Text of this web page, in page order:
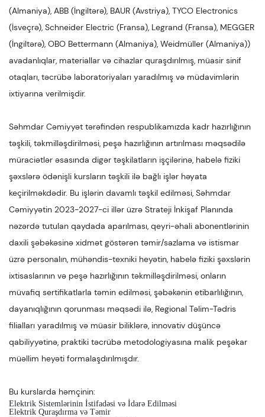
(Almaniya), ABB (İngiltərə), BAUR (Avstriya), TYCO Electronics
(İsveçrə), Schneider Electric (Fransa), Legrand (Fransa), MEGGER
(İngiltərə), OBO Bettermann (Almaniya), Weidmüller (Almaniya))
avadanlıqlar, materiallar və cihazlar quraşdırılmış, müasir sinif
otaqları, təcrübə laboratoriyaları yaradılmış və müdavimlərin
ixtiyarına verilmişdir.
Səhmdar Cəmiyyət tərəfindən respublikamızda kadr hazırlığının
təşkili, təkmilləşdirilməsi, peşə hazırlığının artırılması məqsədilə
müraciətlər əsasında digər təşkilatların işçilərinə, habelə fiziki
şəxslərə ödənişli kursların təşkili ilə bağlı işlər həyata
keçirilməkdədir. Bu işlərin davamlı təşkil edilməsi, Səhmdar
Cəmiyyətin 2023-2027-ci illər üzrə Strateji İnkişaf Planında
nəzərdə tutulan qaydada aparılması, qeyri-əhali abonentlərinin
daxili şəbəkəsinə xidmət göstərən təmir/sazlama və istismar
üzrə personalın, mühəndis-texniki heyətin, habelə fiziki şəxslərin
ixtisaslarının və peşə hazırlığının təkmilləşdirilməsi, onların
müvafiq sertifikatlarla təmin edilməsi, şəbəkənin etibarlılığının,
dayanıqlığının qorunması məqsədi ilə, Regional Təlim-Tədris
filialları yaradılmış və müasir biliklərə, innovativ düşüncə
qabiliyyətinə, praktiki təcrübə metodologiyasına malik peşəkar
müəllim heyəti formalaşdırılmışdır.
Bu kurslarda həmçinin:
Elektrik Sistemlərinin İstifadəsi və İdarə Edilməsi
Elektrik Quraşdırma və Təmir